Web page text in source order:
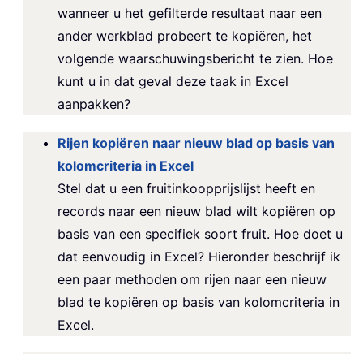
wanneer u het gefilterde resultaat naar een
ander werkblad probeert te kopiëren, het
volgende waarschuwingsbericht te zien. Hoe
kunt u in dat geval deze taak in Excel
aanpakken?
Rijen kopiëren naar nieuw blad op basis van
kolomcriteria in Excel
Stel dat u een fruitinkoopprijslijst heeft en
records naar een nieuw blad wilt kopiëren op
basis van een specifiek soort fruit. Hoe doet u
dat eenvoudig in Excel? Hieronder beschrijf ik
een paar methoden om rijen naar een nieuw
blad te kopiëren op basis van kolomcriteria in
Excel.